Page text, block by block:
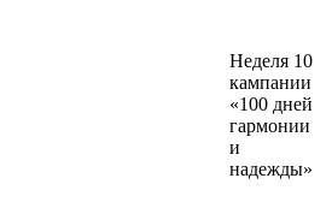
Неделя 10
кампании
«100 дней
гармонии
и
надежды»